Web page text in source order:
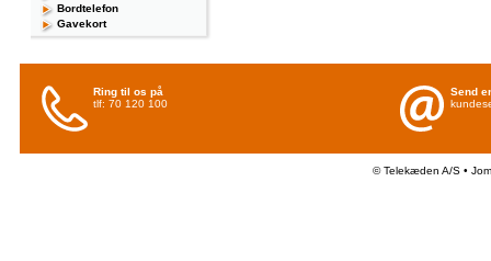
Bordtelefon
Gavekort
Ring til os på
tlf: 70 120 100
Send
© Telekæden A/S •